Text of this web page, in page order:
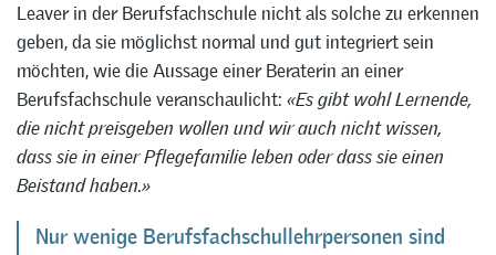
Leaver in der Berufsfachschule nicht als solche zu erkennen
geben, da sie möglichst normal und gut integriert sein
möchten, wie die Aussage einer Beraterin an einer
Berufsfachschule veranschaulicht: «Es gibt wohl Lernende,
die nicht preisgeben wollen und wir auch nicht wissen,
dass sie in einer Pflegefamilie leben oder dass sie einen
Beistand haben.»
Nur wenige Berufsfachschullehrpersonen sind